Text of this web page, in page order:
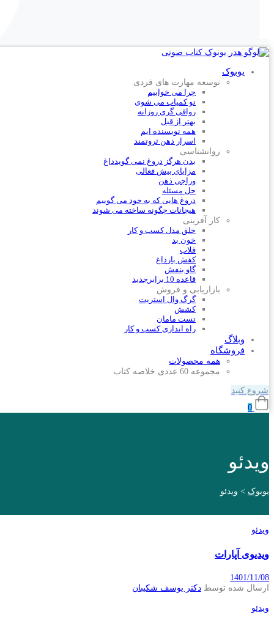
یوبوک
توسعه مهارت های فردی
چرا می خوابیم
تو کمیاب می شوی
رواقی گری روزانه
بهتر از قبل
همه نویسنده ایم
اسرار ذهن ثروتمند
روانشناسی
بدن هرگز دروغ نمی گوید داغ
مزایای بیش فعالی
وراجی ذهن
حل مسئله
دروغ هایی که به خود می گوییم
هیجانات چگونه ساخته می شوند
کار آفرینی
خلق مدل کسب و کار
خون بد
قلاب
کفش باز داغ
گاو بنفش
قاعده 10 برابر
جدید
بازاریابی و فروش
گرگ وال استریت
کشش
تست مامان
راه اندازی کسب و کار
وبلاگ
فروشگاه
همه محصولات
مجموعه 60 عددی خلاصه کتاب
شروع کنید
0
ویدئو
یوبوک > ویدئو
ویدئو
ویدیوی آپارات
1401/11/08
ارسال شده توسط دکتر یوسف شکیبان
ویدئو